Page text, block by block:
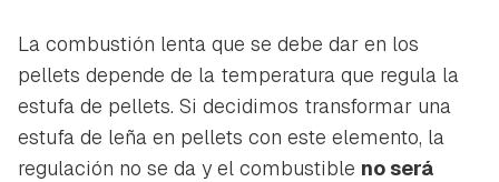
La combustión lenta que se debe dar en los
pellets depende de la temperatura que regula la
estufa de pellets. Si decidimos transformar una
estufa de leña en pellets con este elemento, la
regulación no se da y el combustible no será